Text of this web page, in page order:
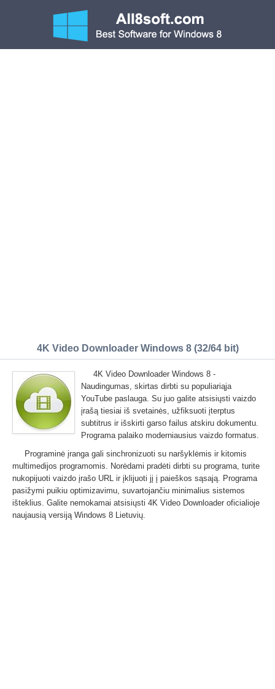
4K Video Downloader Windows 8 (32/64 bit)
4K Video Downloader Windows 8 -
Naudingumas, skirtas dirbti su populiariąja
YouTube paslauga. Su juo galite atsisiųsti vaizdo
įrašą tiesiai iš svetainės, užfiksuoti įterptus
subtitrus ir išskirti garso failus atskiru dokumentu.
Programa palaiko moderniausius vaizdo formatus.
Programinė įranga gali sinchronizuoti su naršyklėmis ir kitomis
multimedijos programomis. Norėdami pradėti dirbti su programa, turite
nukopijuoti vaizdo įrašo URL ir įklijuoti jį į paieškos sąsają. Programa
pasižymi puikiu optimizavimu, suvartojančiu minimalius sistemos
išteklius. Galite nemokamai atsisiųsti 4K Video Downloader oficialioje
naujausią versiją Windows 8 Lietuvių.